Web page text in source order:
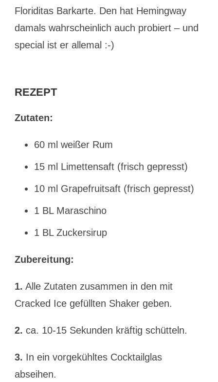
Floriditas Barkarte. Den hat Hemingway
damals wahrscheinlich auch probiert – und
special ist er allemal :-)
REZEPT
Zutaten:
60 ml weißer Rum
15 ml Limettensaft (frisch gepresst)
10 ml Grapefruitsaft (frisch gepresst)
1 BL Maraschino
1 BL Zuckersirup
Zubereitung:
1. Alle Zutaten zusammen in den mit
Cracked Ice gefüllten Shaker geben.
2. ca. 10-15 Sekunden kräftig schütteln.
3. In ein vorgekühltes Cocktailglas
abseihen.